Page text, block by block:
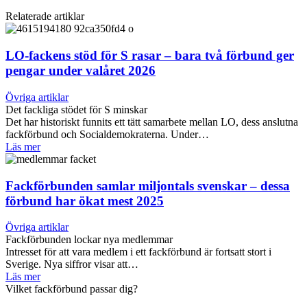
Relaterade artiklar
LO-fackens stöd för S rasar – bara två förbund ger
pengar under valåret 2026
Övriga artiklar
Det fackliga stödet för S minskar
Det har historiskt funnits ett tätt samarbete mellan LO, dess anslutna
fackförbund och Socialdemokraterna. Under…
Läs mer
Fackförbunden samlar miljontals svenskar – dessa
förbund har ökat mest 2025
Övriga artiklar
Fackförbunden lockar nya medlemmar
Intresset för att vara medlem i ett fackförbund är fortsatt stort i
Sverige. Nya siffror visar att…
Läs mer
Vilket fackförbund passar dig?